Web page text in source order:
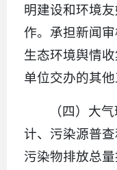
明建设和环境
作。承担新闻
生态环境舆情
单位交办的其他
（四）大
计、污染源普
污染物排放总